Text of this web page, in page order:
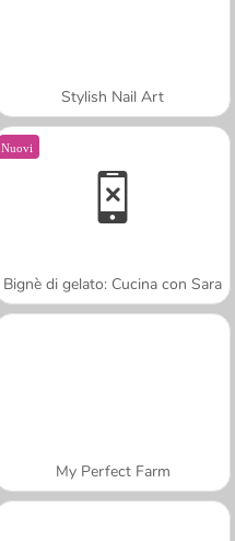
Stylish Nail Art
Nuovi
Bignè di gelato: Cucina con Sara
My Perfect Farm